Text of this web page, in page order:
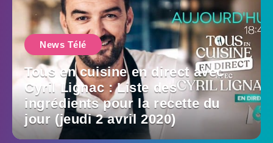
News Télé
Tous en cuisine en direct avec
Cyril Lignac : Liste des
ingrédients pour la recette du
jour (jeudi 2 avril 2020)